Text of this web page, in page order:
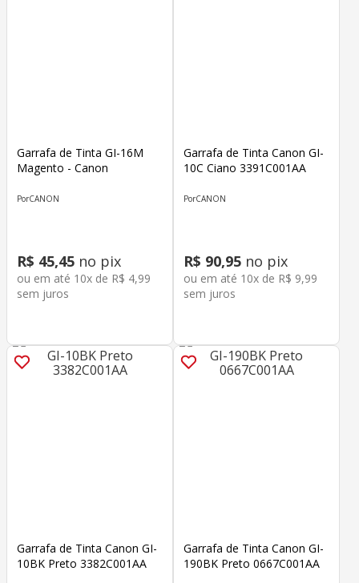
Garrafa de Tinta GI-16M
Magento - Canon
CANON
R$ 45,45 no pix
ou em até 10x de R$ 4,99
sem juros
Garrafa de Tinta Canon GI-
10C Ciano 3391C001AA
CANON
R$ 90,95 no pix
ou em até 10x de R$ 9,99
sem juros
Garrafa de Tinta Canon GI-
10BK Preto 3382C001AA
Garrafa de Tinta Canon GI-
190BK Preto 0667C001AA